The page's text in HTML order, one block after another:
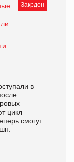
Закрдон
в
цикл
смогут